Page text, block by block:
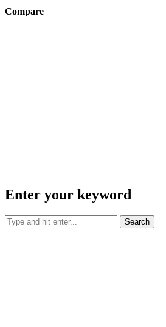
Compare
Enter your keyword
Search